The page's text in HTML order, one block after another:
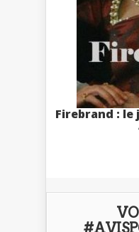
Firebrand : le